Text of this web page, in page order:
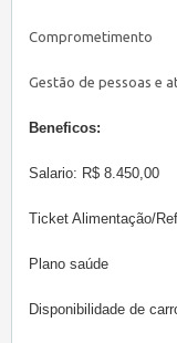
Comprometimento
Gestão de pessoas e
Beneficos:
Salario: R$ 8.450,00
Ticket Alimentação/
Plano saúde
Disponibilidade de